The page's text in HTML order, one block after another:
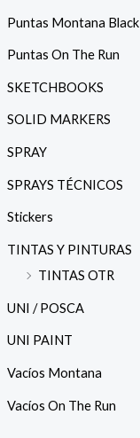
Puntas Montana Black
Puntas On The Run
SKETCHBOOKS
SOLID MARKERS
SPRAY
SPRAYS TÉCNICOS
Stickers
TINTAS Y PINTURAS
TINTAS OTR
UNI / POSCA
UNI PAINT
Vacíos Montana
Vacíos On The Run